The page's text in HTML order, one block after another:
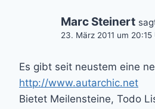
Marc Steinert
23. März 2011 um 20:15
Es gibt seit neustem eine
http://www.autarchic.net
Bietet Meilensteine, Todo